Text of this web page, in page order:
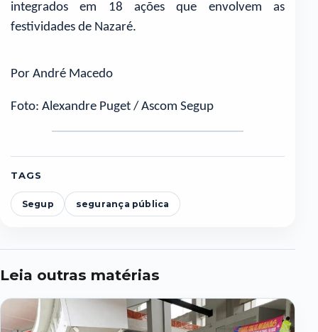
integrados em 18 ações que envolvem as
festividades de Nazaré.
Por André Macedo
Foto: Alexandre Puget / Ascom Segup
TAGS
Segup segurança pública
Leia outras matérias